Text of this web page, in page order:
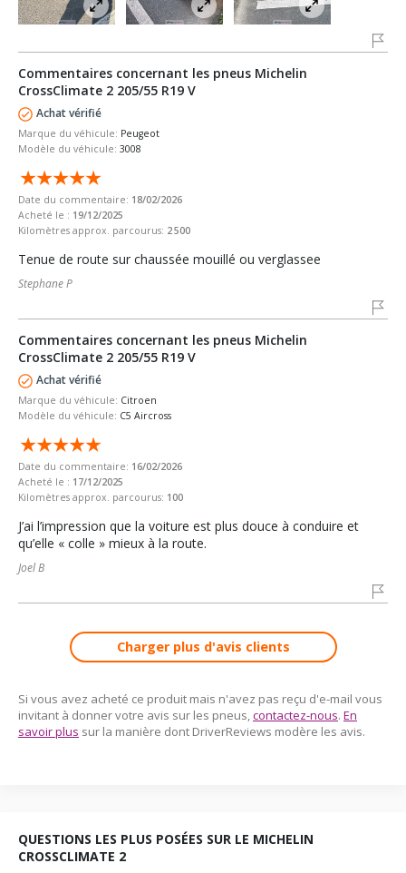
Commentaires concernant les pneus Michelin
CrossClimate 2 205/55 R19 V
Achat vérifié
Marque du véhicule: Peugeot
Modèle du véhicule: 3008
Date du commentaire: 18/02/2026
Acheté le : 19/12/2025
Kilomètres approx. parcourus: 2 500
Tenue de route sur chaussée mouillé ou verglassee
Stephane P
Commentaires concernant les pneus Michelin
CrossClimate 2 205/55 R19 V
Achat vérifié
Marque du véhicule: Citroen
Modèle du véhicule: C5 Aircross
Date du commentaire: 16/02/2026
Acheté le : 17/12/2025
Kilomètres approx. parcourus: 100
J’ai l’impression que la voiture est plus douce à conduire et
qu’elle « colle » mieux à la route.
Joel B
Charger plus d'avis clients
Si vous avez acheté ce produit mais n'avez pas reçu d'e-mail vous
invitant à donner votre avis sur les pneus,contactez-nous. En
savoir plus sur la manière dont DriverReviews modère les avis.
QUESTIONS LES PLUS POSÉES SUR LE MICHELIN
CROSSCLIMATE 2